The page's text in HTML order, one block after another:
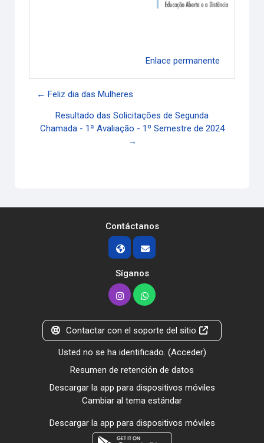
Enlace permanente
← Feliz dia das Mulheres
Resultado das Solicitações de Segunda
Chamada - 1ª Avaliação - 1º Semestre de 2024
→
Contáctanos
Síganos
Contactar con el soporte del sitio
Usted no se ha identificado. (Acceder)
Resumen de retención de datos
Descargar la app para dispositivos móviles
Cambiar al tema estándar
Descargar la app para dispositivos móviles